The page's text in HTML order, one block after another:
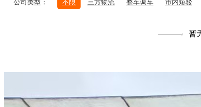
公司类型： 不限 三方物流 整车调车 市内短驳
暂